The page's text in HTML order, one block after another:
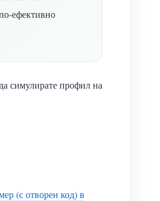
ефективно
симулирате профил на
(с отворен код) в